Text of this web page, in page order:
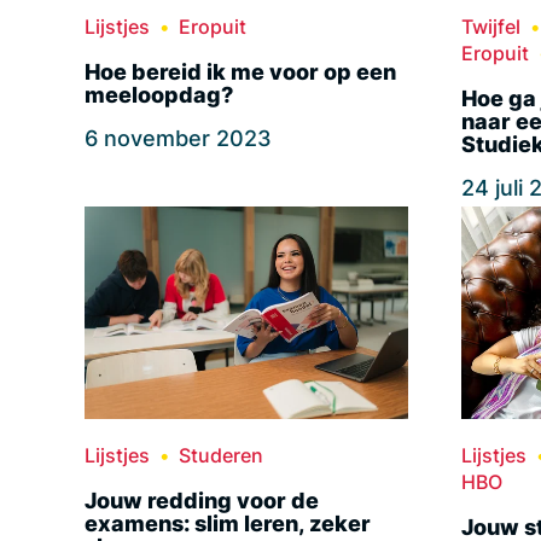
Lijstjes Eropuit
Hoe bereid ik me voor op een
meeloopdag?
6 november 2023
Twijfel
Eropuit
Hoe
naar
24 juli
Lijstjes Studeren
Jouw redding voor de
examens: slim leren, zeker
Lijstjes
HBO
Jouw